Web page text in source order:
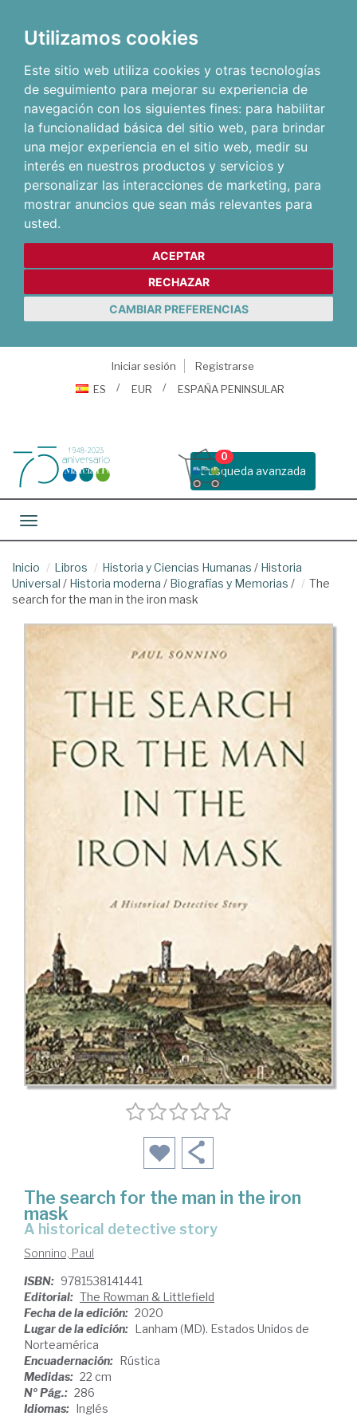
Utilizamos cookies
Este sitio web utiliza cookies y otras tecnologías
de seguimiento para mejorar su experiencia de
navegación con los siguientes fines: para habilitar
la funcionalidad básica del sitio web, para brindar
una mejor experiencia en el sitio web, medir su
interés en nuestros productos y servicios y
personalizar las interacciones de marketing, para
mostrar anuncios que sean más relevantes para
usted.
ACEPTAR
RECHAZAR
CAMBIAR PREFERENCIAS
Iniciar sesión
Registrarse
ES
EUR ESPAÑA PENINSULAR
Busqueda avanzada
0
Toggle navigation
Inicio Libros Historia y Ciencias Humanas / Historia
Universal / Historia moderna / Biografías y Memorias /
The
search for the man in the iron mask
The search for the man in the iron
mask
a historical detective story
Sonnino, Paul
ISBN: 9781538141441
Editorial: The Rowman & Littlefield
Fecha de la edición: 2020
Lugar de la edición: Lanham (MD). Estados Unidos de
Norteamérica
Encuadernación: Rústica
Medidas: 22 cm
Nº Pág.: 286
Idiomas: Inglés